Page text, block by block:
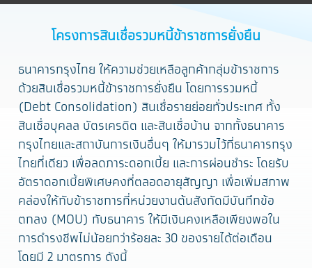
โครงการสินเชื่อรวมหนี้ข้าราชการยั่งยืน
ธนาคารกรุงไทย ให้ความช่วยเหลือลูกค้ากลุ่มข้าราชการ
ด้วยสินเชื่อรวมหนี้ข้าราชการยั่งยืน โดยการรวมหนี้
(Debt Consolidation) สินเชื่อรายย่อยทั่วประเทศ ทั้ง
สินเชื่อบุคลล บัตรเครดิต และสินเชื่อบ้าน จากทั้งธนาคาร
กรุงไทยและสถาบันการเงินอื่นๆ ให้มารวมไว้ที่ธนาคารกรุง
ไทยที่เดียว เพื่อลดภาระดอกเบี้ย และการผ่อนชำระ โดยรับ
อัตราดอกเบี้ยพิเศษคงที่ตลอดอายุสัญญา เพื่อเพิ่มสภาพ
คล่องให้กับข้าราชการที่หน่วยงานต้นสังกัดมีบันทึกข้อ
ตกลง (MOU) กับธนาคาร ให้มีเงินคงเหลือเพียงพอใน
การดำรงชีพไม่น้อยกว่าร้อยละ 30 ของรายได้ต่อเดือน
โดยมี 2 มาตรการ ดังนี้